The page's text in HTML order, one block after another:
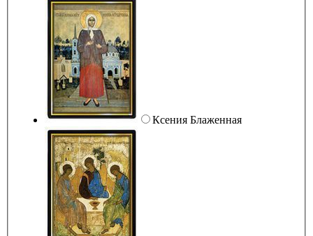
Ксения Блаженная